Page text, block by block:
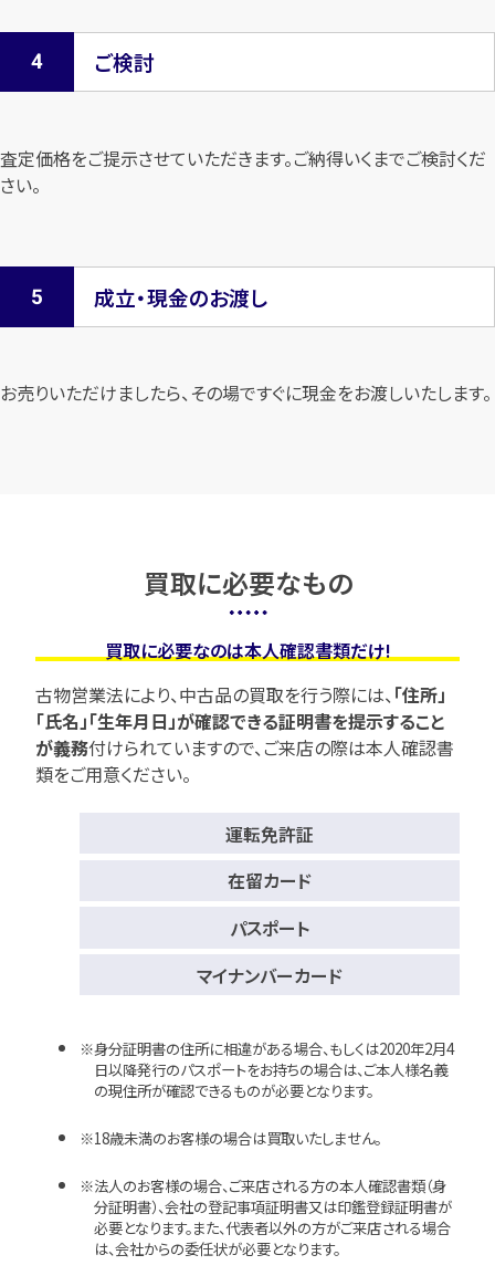
ご検討
査定価格をご提示させていただきます。ご納得いくまでご検討くだ
さい。
成立・現金のお渡し
お売りいただけましたら、その場ですぐに現金をお渡しいたします。
買取に必要なもの
買取に必要なのは本人確認書類だけ!
古物営業法により、中古品の買取を行う際には、 「住所」
「氏名」「生年月日」が確認できる証明書を提示すること
が義務付けられていますので、 ご来店の際は本人確認書
類をご用意ください。
運転免許証
在留カード
パスポート
マイナンバーカード
身分証明書の住所に相違がある場合、もしくは2020年2月4
日以降発行のパスポートをお持ちの場合は、ご本人様名義
の現住所が確認できるものが必要となります。
18歳未満のお客様の場合は買取いたしません。
法人のお客様の場合、ご来店される方の本人確認書類（身
分証明書）、会社の登記事項証明書又は印鑑登録証明書が
必要となります。また、代表者以外の方がご来店される場合
は、会社からの委任状が必要となります。